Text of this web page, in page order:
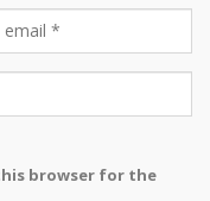
browser for the